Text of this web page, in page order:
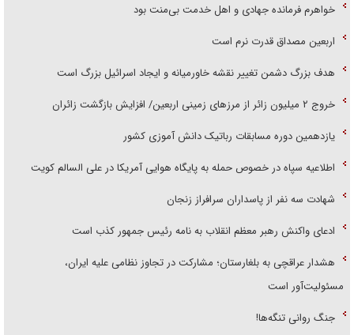
خواهرم فرمانده جهادی و اهل خدمت بی‌منت بود
اربعین مصداق قدرت نرم است
هدف بزرگ دشمن تغییر نقشه خاورمیانه و ایجاد اسرائیل بزرگ است
‌خروج ۲ میلیون زائر از مرز‌های زمینی اربعین/ افزایش بازگشت زائران
یازدهمین دوره مسابقات رباتیک دانش آموزی کشور
اطلاعیه سپاه در خصوص حمله به پایگاه هوایی آمریکا در علی السالم کویت
شهادت سه نفر از پاسداران سرافراز زنجان
ادعای واکنش رهبر معظم انقلاب به نامه رئیس جمهور کذب است
هشدار عراقچی به بلغارستان؛ مشارکت در تجاوز نظامی علیه ایران،
مسئولیت‌آور است
جنگ روانی تنگه‌ها!